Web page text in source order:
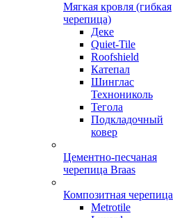
Мягкая кровля (гибкая
черепица)
Деке
Quiet-Tile
Roofshield
Катепал
Шинглас
Технониколь
Тегола
Подкладочный
ковер
Цементно-песчаная
черепица Braas
Композитная черепица
Metrotile